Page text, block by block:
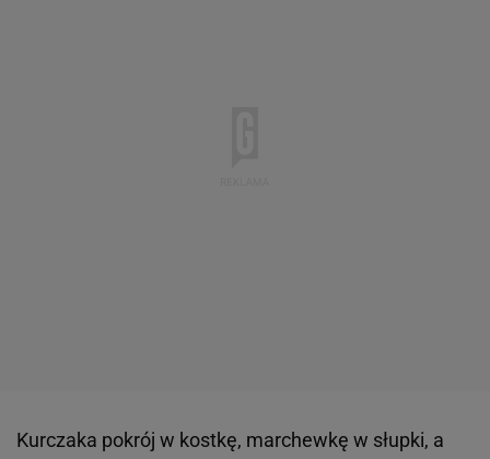
Kurczaka pokrój w kostkę, marchewkę w słupki, a